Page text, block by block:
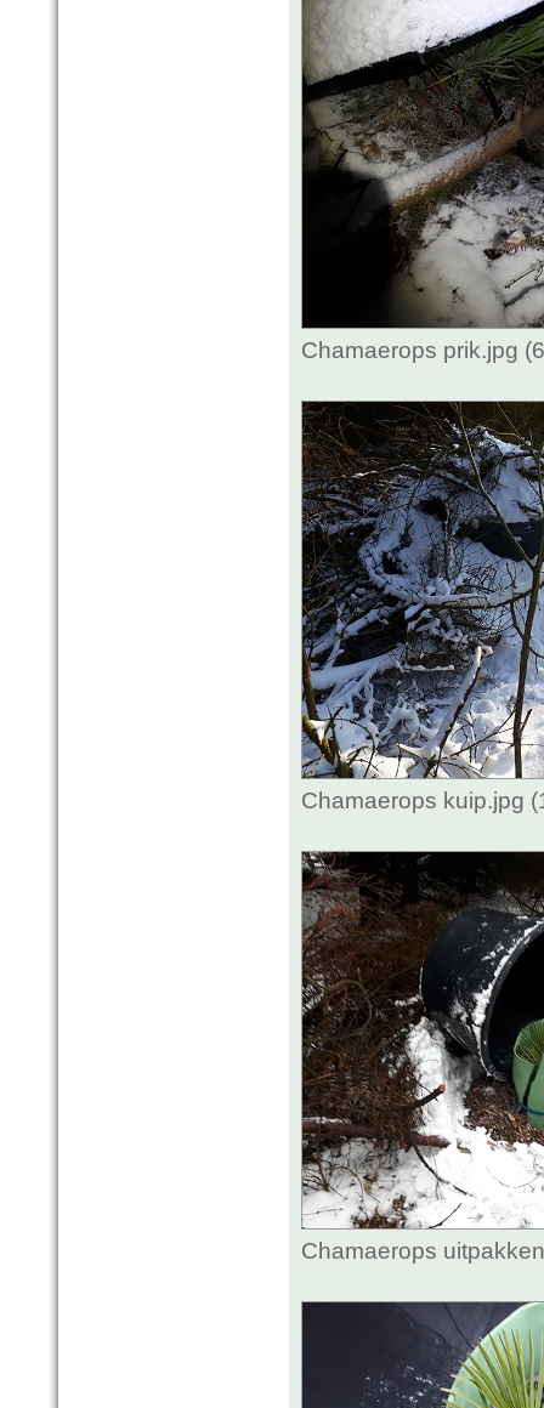
Chamaerops prik.jpg
Chamaerops kuip.jpg
Chamaerops